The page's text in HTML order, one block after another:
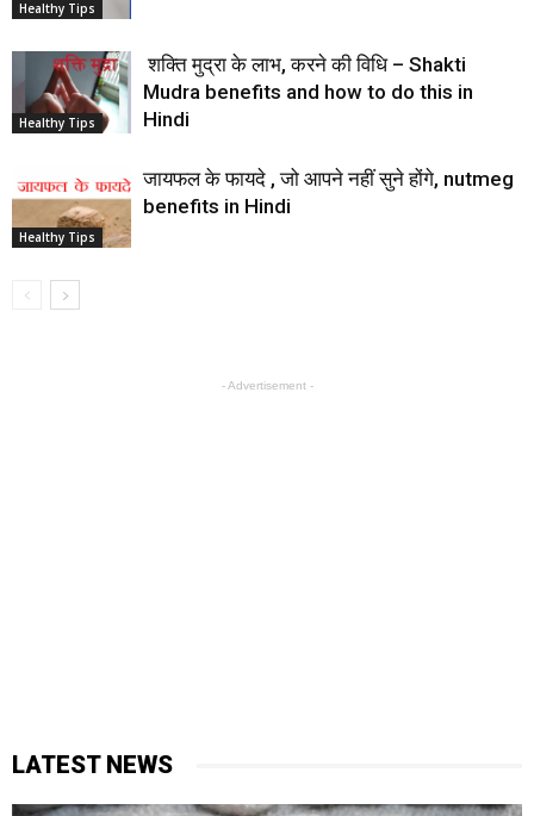
Healthy Tips
Healthy Tips
शक्ति मुद्रा के लाभ, करने की विधि – Shakti
Mudra benefits and how to do this in
Hindi
Healthy Tips
जायफल के फायदे , जो आपने नहीं सुने होंगे, nutmeg
benefits in Hindi
- Advertisement -
LATEST NEWS